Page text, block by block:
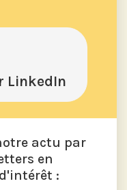
LinkedIn
actu par
en
: